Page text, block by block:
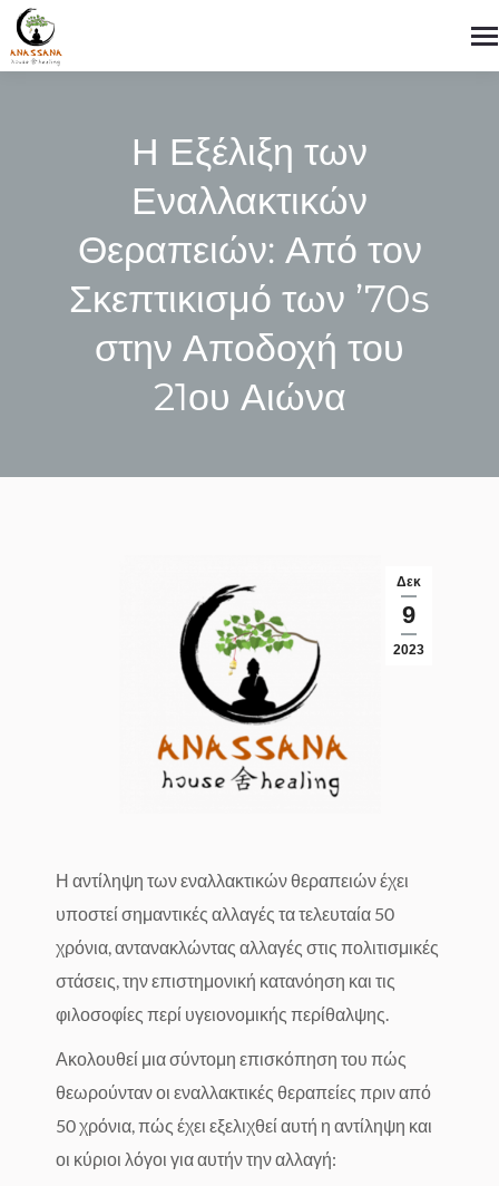
Η Εξέλιξη των
Εναλλακτικών
Θεραπειών: Από τον
Σκεπτικισμό των ’70s
στην Αποδοχή του
21ου Αιώνα
Δεκ
9
2023
Η αντίληψη των εναλλακτικών θεραπειών έχει
υποστεί σημαντικές αλλαγές τα τελευταία 50
χρόνια, αντανακλώντας αλλαγές στις πολιτισμικές
στάσεις, την επιστημονική κατανόηση και τις
φιλοσοφίες περί υγειονομικής περίθαλψης.
Ακολουθεί μια σύντομη επισκόπηση του πώς
θεωρούνταν οι εναλλακτικές θεραπείες πριν από
50 χρόνια, πώς έχει εξελιχθεί αυτή η αντίληψη και
οι κύριοι λόγοι για αυτήν την αλλαγή: